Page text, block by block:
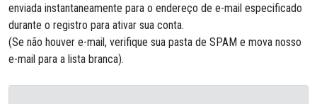
enviada instantaneamente para o endereço de e-mail especificado
durante o registro para ativar sua conta.
(Se não houver e-mail, verifique sua pasta de SPAM e mova nosso
e-mail para a lista branca).